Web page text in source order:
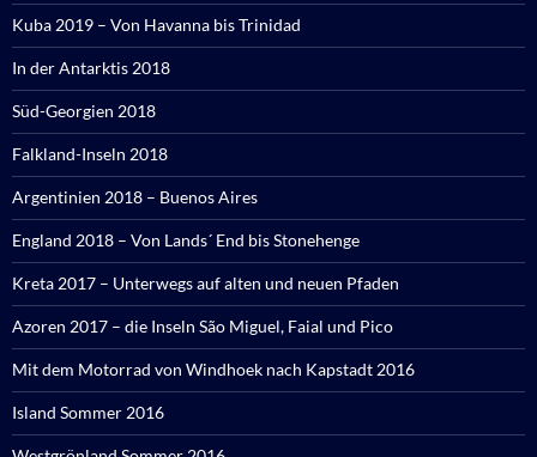
Kuba 2019 – Von Havanna bis Trinidad
In der Antarktis 2018
Süd-Georgien 2018
Falkland-Inseln 2018
Argentinien 2018 – Buenos Aires
England 2018 – Von Lands´ End bis Stonehenge
Kreta 2017 – Unterwegs auf alten und neuen Pfaden
Azoren 2017 – die Inseln São Miguel, Faial und Pico
Mit dem Motorrad von Windhoek nach Kapstadt 2016
Island Sommer 2016